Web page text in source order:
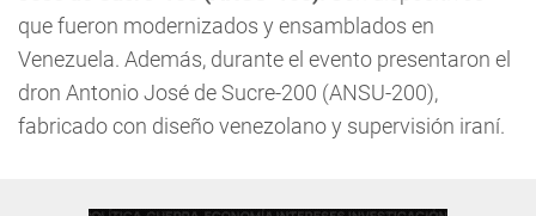
que fueron modernizados y ensamblados en
Venezuela. Además, durante el evento presentaron el
dron Antonio José de Sucre-200 (ANSU-200),
fabricado con diseño venezolano y supervisión iraní.